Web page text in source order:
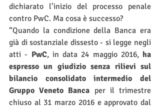
dichiarato l’inizio del processo penale
contro PwC. Ma cosa è successo?
“Quando la condizione della Banca era
già di sostanziale dissesto - si legge negli
atti - PwC, in data 24 maggio 2016, ha
espresso un giudizio senza rilievi sul
bilancio consolidato intermedio del
Gruppo Veneto Banca per il trimestre
chiuso al 31 marzo 2016 e approvato dal